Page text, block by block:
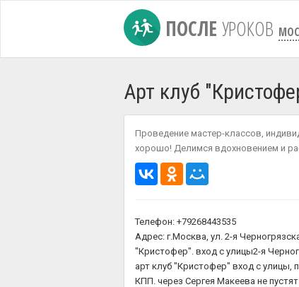
ПОСЛЕ УРОКОВ
Арт клуб
Проведение мастер-классов,
хорошо! Делимся вдохновением и
Телефон: +79268443535
Адрес: г.Москва, ул. 2-я
"Кристофер". вход с улицы2-я
арт клуб "Кристофер" вход с улицы,
КПП. через Сергея Макеева не пустят